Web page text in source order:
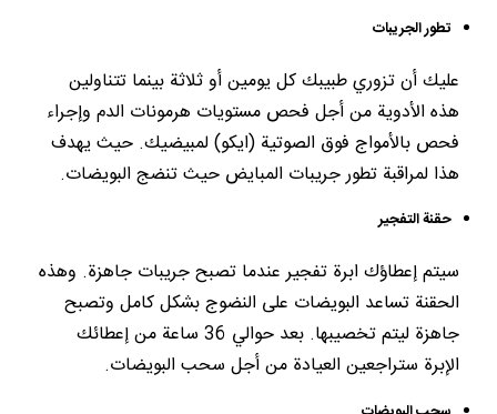
تطور الجريبات
عليك أن تزوري طبيبك كل يومين أو ثلاثة بينما تتناولين
هذه الأدوية من أجل فحص مستويات هرمونات الدم وإجراء
فحص بالأمواج فوق الصوتية (ايكو) لمبيضيك. حيث يهدف
هذا لمراقبة تطور جريبات المبايض حيث تنضج البويضات.
حقنة التفجير
سيتم إعطاؤك ابرة تفجير عندما تصبح جريبات جاهزة. وهذه
الحقنة تساعد البويضات على النضوج بشكل كامل وتصبح
جاهزة ليتم تخصيبها. بعد حوالي 36 ساعة من إعطائك
الإبرة ستراجعين العيادة من أجل سحب البويضات.